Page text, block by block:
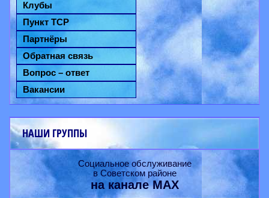
Клубы
Пункт ТСР
Партнёры
Обратная связь
Вопрос – ответ
Вакансии
НАШИ ГРУППЫ
Социальное обслуживание
в Советском районе
на каналеMAX